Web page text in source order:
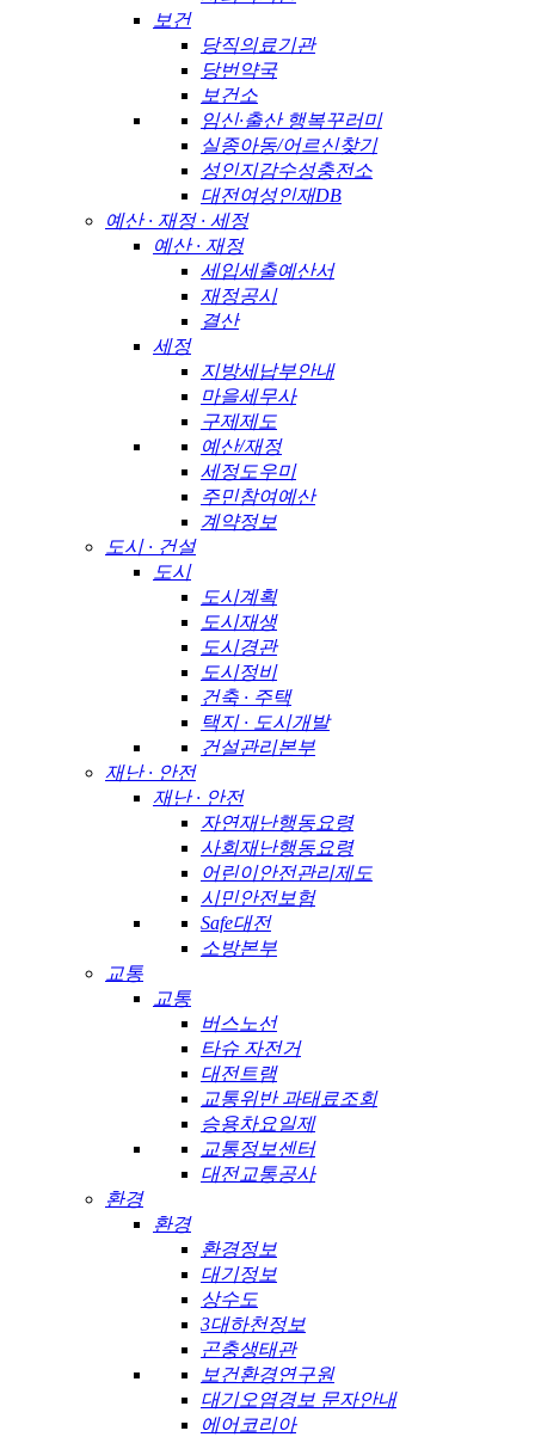
보건
당직의료기관
당번약국
보건소
임신·출산 행복꾸러미
실종아동/어르신찾기
성인지감수성충전소
대전여성인재DB
예산 · 재정 · 세정
예산 · 재정
세입세출예산서
재정공시
결산
세정
지방세납부안내
마을세무사
구제제도
예산/재정
세정도우미
주민참여예산
계약정보
도시 · 건설
도시
도시계획
도시재생
도시경관
도시정비
건축 · 주택
택지 · 도시개발
건설관리본부
재난 · 안전
재난 · 안전
자연재난행동요령
사회재난행동요령
어린이안전관리제도
시민안전보험
Safe대전
소방본부
교통
교통
버스노선
타슈 자전거
대전트램
교통위반 과태료조회
승용차요일제
교통정보센터
대전교통공사
환경
환경
환경정보
대기정보
상수도
3대하천정보
곤충생태관
보건환경연구원
대기오염경보 문자안내
에어코리아